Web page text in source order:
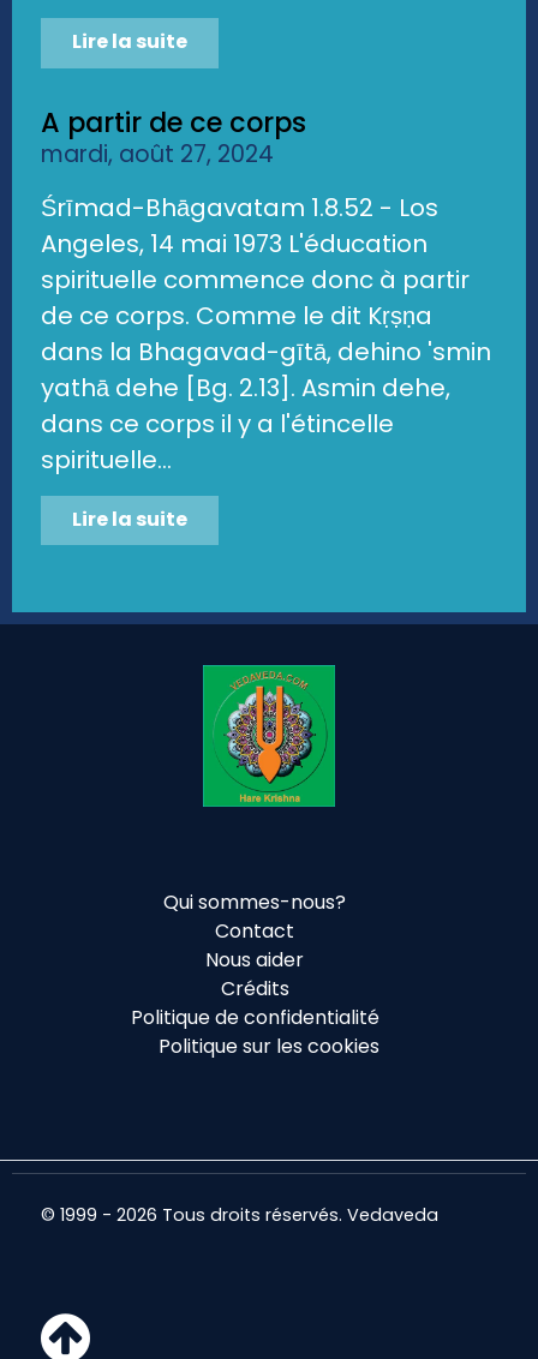
Lire la suite
A partir de ce corps
mardi, août 27, 2024
Śrīmad-Bhāgavatam 1.8.52 - Los
Angeles, 14 mai 1973 L'éducation
spirituelle commence donc à partir
de ce corps. Comme le dit Kṛṣṇa
dans la Bhagavad-gītā, dehino 'smin
yathā dehe [Bg. 2.13]. Asmin dehe,
dans ce corps il y a l'étincelle
spirituelle...
Lire la suite
Qui sommes-nous?
Contact
Nous aider
Crédits
Politique de confidentialité
Politique sur les cookies
© 1999 - 2026 Tous droits réservés. Vedaveda